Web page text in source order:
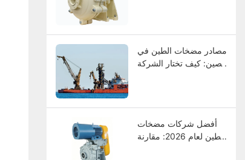
مصادر مضخات الطين في
الصين: كيف تختار الشركة
أفضل شركات مضخات
الطين لعام 2026: مقارنة